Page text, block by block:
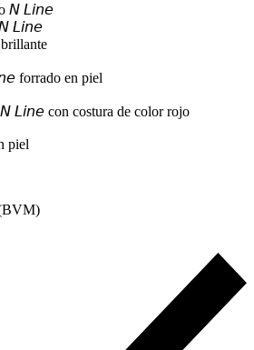
𝘕 𝘓𝘪𝘯𝘦
𝘓𝘪𝘯𝘦
forrado en piel
𝘓𝘪𝘯𝘦 con costura de color rojo
piel